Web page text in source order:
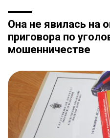
Она не явилась на
приговора по
мошенничестве